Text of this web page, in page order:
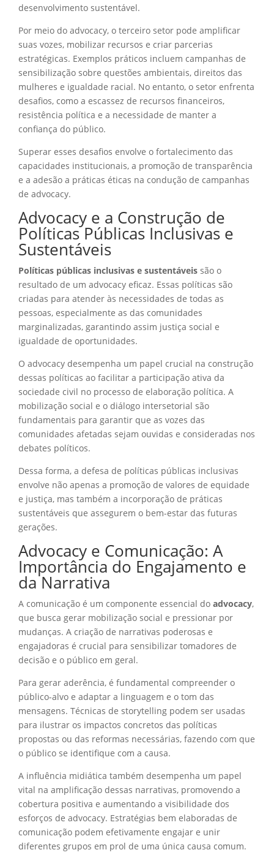
desenvolvimento sustentável.
Por meio do advocacy, o terceiro setor pode amplificar
suas vozes, mobilizar recursos e criar parcerias
estratégicas. Exemplos práticos incluem campanhas de
sensibilização sobre questões ambientais, direitos das
mulheres e igualdade racial. No entanto, o setor enfrenta
desafios, como a escassez de recursos financeiros,
resistência política e a necessidade de manter a
confiança do público.
Superar esses desafios envolve o fortalecimento das
capacidades institucionais, a promoção de transparência
e a adesão a práticas éticas na condução de campanhas
de advocacy.
Advocacy e a Construção de
Políticas Públicas Inclusivas e
Sustentáveis
Políticas públicas inclusivas e sustentáveis são o
resultado de um advocacy eficaz. Essas políticas são
criadas para atender às necessidades de todas as
pessoas, especialmente as das comunidades
marginalizadas, garantindo assim justiça social e
igualdade de oportunidades.
O advocacy desempenha um papel crucial na construção
dessas políticas ao facilitar a participação ativa da
sociedade civil no processo de elaboração política. A
mobilização social e o diálogo intersetorial são
fundamentais para garantir que as vozes das
comunidades afetadas sejam ouvidas e consideradas nos
debates políticos.
Dessa forma, a defesa de políticas públicas inclusivas
envolve não apenas a promoção de valores de equidade
e justiça, mas também a incorporação de práticas
sustentáveis que assegurem o bem-estar das futuras
gerações.
Advocacy e Comunicação: A
Importância do Engajamento e
da Narrativa
A comunicação é um componente essencial do advocacy,
que busca gerar mobilização social e pressionar por
mudanças. A criação de narrativas poderosas e
engajadoras é crucial para sensibilizar tomadores de
decisão e o público em geral.
Para gerar aderência, é fundamental compreender o
público-alvo e adaptar a linguagem e o tom das
mensagens. Técnicas de storytelling podem ser usadas
para ilustrar os impactos concretos das políticas
propostas ou das reformas necessárias, fazendo com que
o público se identifique com a causa.
A influência midiática também desempenha um papel
vital na amplificação dessas narrativas, promovendo a
cobertura positiva e aumentando a visibilidade dos
esforços de advocacy. Estratégias bem elaboradas de
comunicação podem efetivamente engajar e unir
diferentes grupos em prol de uma única causa comum.